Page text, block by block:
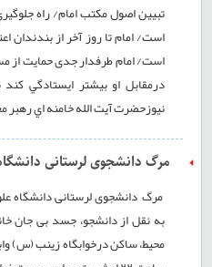
تبيين اصول مکتب امام/ راه
است/ امام تا روز آخر از بندندان
است/ امام طرفدار جدی حمایت
درمقابل او بيشتر ايستادگي
نیوزحضرت آيت الله خامنه اي رهبر
مرگ دانشجوی لرستانی
مرگ دانشجوی لرستانی دانشگاه
محیط، ساکن درخوابگاه زینب (س)